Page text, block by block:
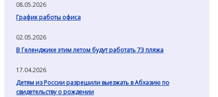
08.05.2026
График работы офиса
02.05.2026
В Геленджике этим летом будут работать 73 пляжа
17.04.2026
Детям из России разрешили выезжать в Абхазию по
свидетельству о рождении